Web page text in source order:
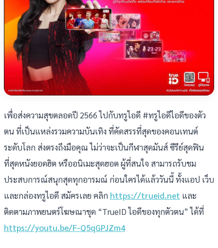
เพื่อส่งความสุขตลอดปี 2566 ไปกับทรูไอดี #ทรูไอดีไอดีของตัว
ตน ที่เป็นแหล่งรวมความบันเทิง ที่คัดสรรที่สุดของคอนเทนต์
ระดับโลก ส่งตรงถึงมือคุณ ไม่ว่าจะเป็นกีฬาสุดมันส์ ซีรีย์สุดฟิน
ที่สุดหนังยอดฮิต หรืออนิเมะสุดฮอต ผู้ที่สนใจ สามารถรับชม
ประสบการณ์สนุกสุดทุกอารมณ์ ก่อนใครได้แล้ววันนี้ ทั้งแอป เว็บ
และกล่องทรูไอดี สมัครเลย คลิก https://trueid.net และ
ติดตามภาพยนตร์โฆษณาชุด “TrueID ไอดีของทุกตัวตน” ได้ที่
https://youtu.be/F-Q5qGPJZm4